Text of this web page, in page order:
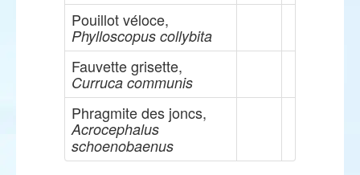
Pouillot véloce,
Phylloscopus collybita
Fauvette grisette,
Curruca communis
Phragmite des joncs,
Acrocephalus
schoenobaenus